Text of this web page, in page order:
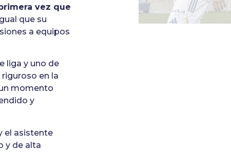
vez que
que su
a equipos
liga y uno de
en la
momento
y
el asistente
y de alta